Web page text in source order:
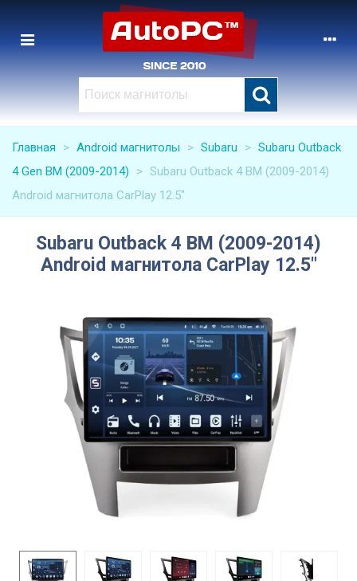
Главная > Android магнитолы > Subaru > Subaru Outback
4 Gen BM (2009-2014)
> Subaru Outback 4 BM (2009-2014)
Android магнитола CarPlay 12.5"
Subaru Outback 4 BM (2009-2014)
Android магнитола CarPlay 12.5"